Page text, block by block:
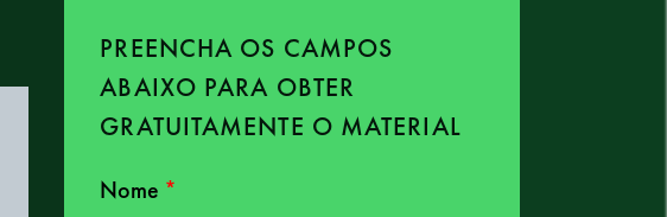
PREENCHA OS CAMPOS
ABAIXO PARA OBTER
GRATUITAMENTE O MATERIAL
Nome